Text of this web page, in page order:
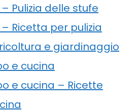
Pulizia delle stufe
Ricetta per pulizia
e giardinaggio
e cucina
e cucina – Ricette